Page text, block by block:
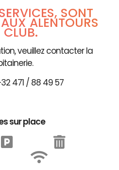
SONT
ALENTOURS
veuillez contacter la
471 / 88 49 57
sur place